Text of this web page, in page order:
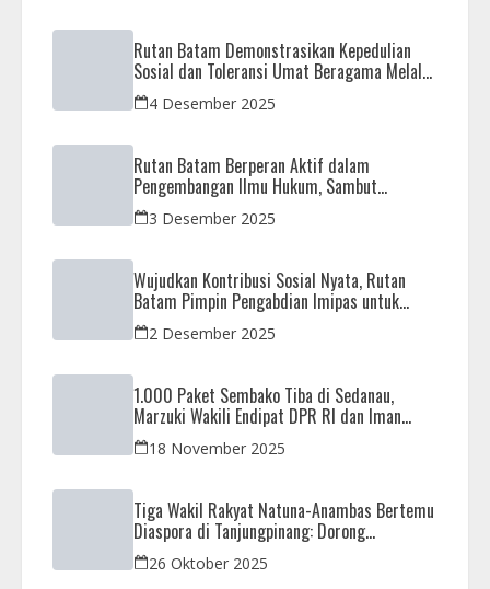
Rutan Batam Demonstrasikan Kepedulian
Sosial dan Toleransi Umat Beragama Melalui
Doa Bersama Korban Bencana
4 Desember 2025
Rutan Batam Berperan Aktif dalam
Pengembangan Ilmu Hukum, Sambut
Kunjungan Observasi Mahasiswa UIB
3 Desember 2025
Wujudkan Kontribusi Sosial Nyata, Rutan
Batam Pimpin Pengabdian Imipas untuk
Negeri di Masjid Syahrom Ba’dawi
2 Desember 2025
1.000 Paket Sembako Tiba di Sedanau,
Marzuki Wakili Endipat DPR RI dan Iman
Sutiawan Kawal Reses di Natuna
18 November 2025
Tiga Wakil Rakyat Natuna-Anambas Bertemu
Diaspora di Tanjungpinang: Dorong
Pemekaran Provinsi dan Jamin Pemerataan
Pembangunan
26 Oktober 2025